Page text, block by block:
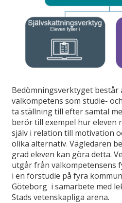
Bedömningsverktyget
valkompetens som studie-
ta ställning till efter samtal
berör till exempel hur eleven
själv i relation till motivation
olika alternativ. Vägledaren
grad eleven kan göra detta.
utgår från valkompetensens
i en förstudie på fyra
Göteborg i samarbete med
Stads vetenskapliga arena.